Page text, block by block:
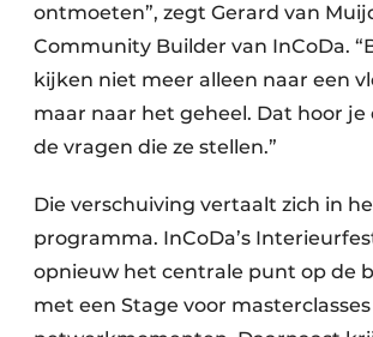
ontmoeten”, zegt Gerard van
Community Builder van InCoDa.
kijken niet meer alleen naar een
maar naar het geheel. Dat hoor je
de vragen die ze stellen.”
Die verschuiving vertaalt zich in
programma. InCoDa’s
opnieuw het centrale punt op de
met een Stage voor